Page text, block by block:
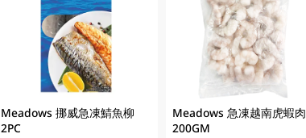
Meadows 挪威急凍鯖魚柳
2PC
Meadows 急凍越南虎蝦肉
200GM